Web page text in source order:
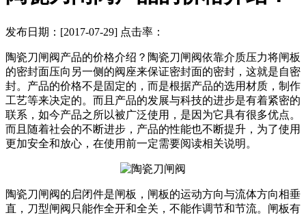
发布日期：[2017-07-29] 点击率：
陶瓷刀闸阀产品的价格介绍？陶瓷刀闸阀依靠介质压力将闸板
的密封面压向另一侧的阀座来保证密封面的密封，这就是自密
封。产品的价格不是固定的，而是根据产品的选用材质，制作
工艺等来决定的。而且产品的发展与科技的进步是有着紧密的
联系，如今产品之所以被广泛使用，是因为它具有很多优点。
而且随着社会的不断进步，产品的性能也不断提升，为了使用
更加安全和放心，在使用前一定需要阅读相关说明。
陶瓷刀闸阀的启闭件是闸板，闸板的运动方向与流体方向相垂
直，刀型闸阀只能作全开和全关，不能作调节和节流。闸板有